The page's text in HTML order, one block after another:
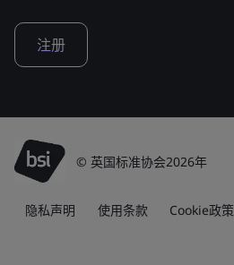
注册
© 英国标准协会2026年
隐私声明 使用条款 Cookie政策